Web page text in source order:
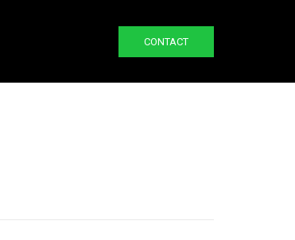
CONTACT